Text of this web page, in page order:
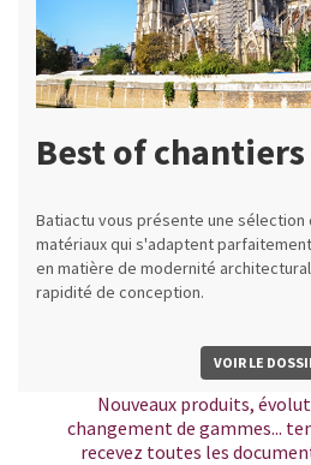
Best of
Batiactu vous présente une
matériaux qui s'adaptent
en matière de modernité
rapidité de conception.
VOIR LE
Nouveaux produits,
changement de gammes...
recevez toutes les